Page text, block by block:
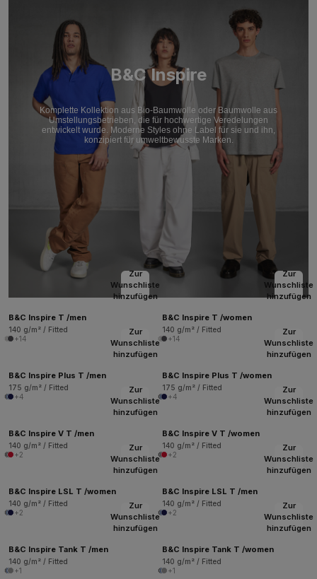
B&C Inspire
Komplette Kollektion aus Bio-Baumwolle oder Baumwolle aus
Umstellungsbetrieben, die für hochwertige Veredelungen
entwickelt wurde. Moderne Styles ohne Label für sie und ihn,
konzipiert für umweltbewusste Marken.
Zur
Wunschliste
hinzufügen
B&C Inspire T /men
140 g/m² / Fitted
+14
Zur
Wunschliste
hinzufügen
B&C Inspire T /women
140 g/m² / Fitted
+14
Zur
Wunschliste
hinzufügen
B&C Inspire Plus T /men
175 g/m² / Fitted
+4
Zur
Wunschliste
hinzufügen
B&C Inspire Plus T /women
175 g/m² / Fitted
+4
Zur
Wunschliste
hinzufügen
B&C Inspire V T /men
140 g/m² / Fitted
+2
Zur
Wunschliste
hinzufügen
B&C Inspire V T /women
140 g/m² / Fitted
+2
Zur
Wunschliste
hinzufügen
B&C Inspire LSL T /women
140 g/m² / Fitted
+2
Zur
Wunschliste
hinzufügen
B&C Inspire LSL T /men
140 g/m² / Fitted
+2
Zur
Wunschliste
hinzufügen
B&C Inspire Tank T /men
140 g/m² / Fitted
+1
Zur
Wunschliste
hinzufügen
B&C Inspire Tank T /women
140 g/m² / Fitted
+1